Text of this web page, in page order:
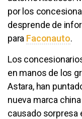
por los
desprende de
para Faconauto​​​​​​​.
Los
en manos de los
Astara, han
nueva marca
causado sorpresa